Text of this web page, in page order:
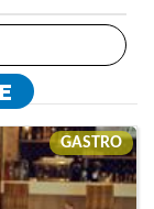
GASTRO